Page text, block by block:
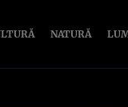
NATURĂ